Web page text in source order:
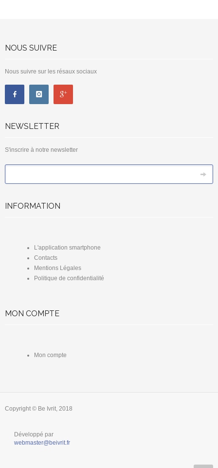
NOUS SUIVRE
Nous suivre sur les résaux sociaux
NEWSLETTER
S'inscrire à notre newsletter
INFORMATION
L'application smartphone
Contacts
Mentions Légales
Politique de confidentialité
MON COMPTE
Mon compte
Copyright © Be Ivrit, 2018
Développé par
webmaster@beivrit.fr